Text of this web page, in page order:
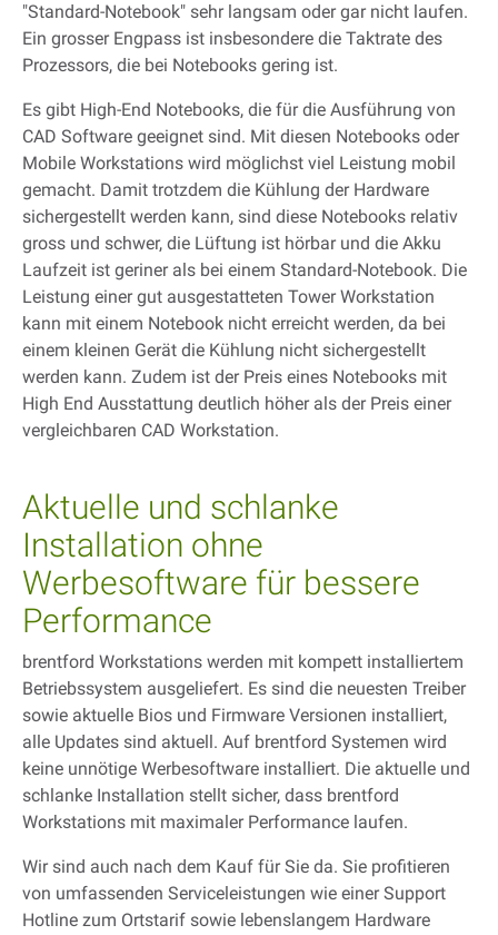
"Standard-Notebook" sehr langsam oder gar nicht laufen.
Ein grosser Engpass ist insbesondere die Taktrate des
Prozessors, die bei Notebooks gering ist.
Es gibt High-End Notebooks, die für die Ausführung von
CAD Software geeignet sind. Mit diesen Notebooks oder
Mobile Workstations wird möglichst viel Leistung mobil
gemacht. Damit trotzdem die Kühlung der Hardware
sichergestellt werden kann, sind diese Notebooks relativ
gross und schwer, die Lüftung ist hörbar und die Akku
Laufzeit ist geriner als bei einem Standard-Notebook. Die
Leistung einer gut ausgestatteten Tower Workstation
kann mit einem Notebook nicht erreicht werden, da bei
einem kleinen Gerät die Kühlung nicht sichergestellt
werden kann. Zudem ist der Preis eines Notebooks mit
High End Ausstattung deutlich höher als der Preis einer
vergleichbaren CAD Workstation.
Aktuelle und schlanke
Installation ohne
Werbesoftware für bessere
Performance
brentford Workstations werden mit kompett installiertem
Betriebssystem ausgeliefert. Es sind die neuesten Treiber
sowie aktuelle Bios und Firmware Versionen installiert,
alle Updates sind aktuell. Auf brentford Systemen wird
keine unnötige Werbesoftware installiert. Die aktuelle und
schlanke Installation stellt sicher, dass brentford
Workstations mit maximaler Performance laufen.
Wir sind auch nach dem Kauf für Sie da. Sie profitieren
von umfassenden Serviceleistungen wie einer Support
Hotline zum Ortstarif sowie lebenslangem Hardware